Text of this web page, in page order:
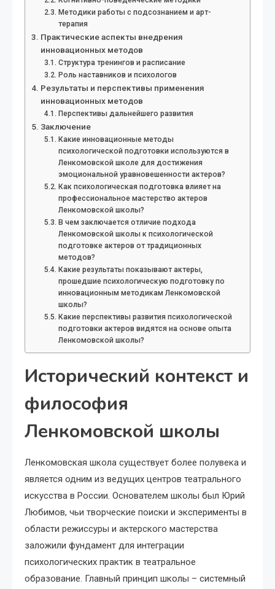
Методики работы с подсознанием и арт-
терапия
Практические аспекты внедрения
инновационных методов
Структура тренингов и расписание
Роль наставников и психологов
Результаты и перспективы применения
инновационных методов
Перспективы дальнейшего развития
Заключение
Какие инновационные методы
психологической подготовки используются в
Ленкомовской школе для достижения
эмоциональной уравновешенности актеров?
Как психологическая подготовка влияет на
профессиональное мастерство актеров
Ленкомовской школы?
В чем заключается отличие подхода
Ленкомовской школы к психологической
подготовке актеров от традиционных
методов?
Какие результаты показывают актеры,
прошедшие психологическую подготовку по
инновационным методикам Ленкомовской
школы?
Какие перспективы развития психологической
подготовки актеров видятся на основе опыта
Ленкомовской школы?
Исторический контекст и
философия
Ленкомовской школы
Ленкомовская школа существует более полувека и
является одним из ведущих центров театрального
искусства в России. Основателем школы был Юрий
Любимов, чьи творческие поиски и эксперименты в
области режиссуры и актерского мастерства
заложили фундамент для интеграции
психологических практик в театральное
образование. Главный принцип школы – системный